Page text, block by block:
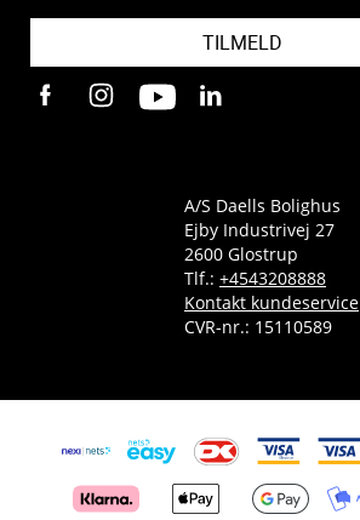
TILMELD
A/S Daells Bolighus
Ejby Industrivej 27
2600 Glostrup
Tlf.: +4543208888
Kontakt kundeservice
CVR-nr.: 15110589